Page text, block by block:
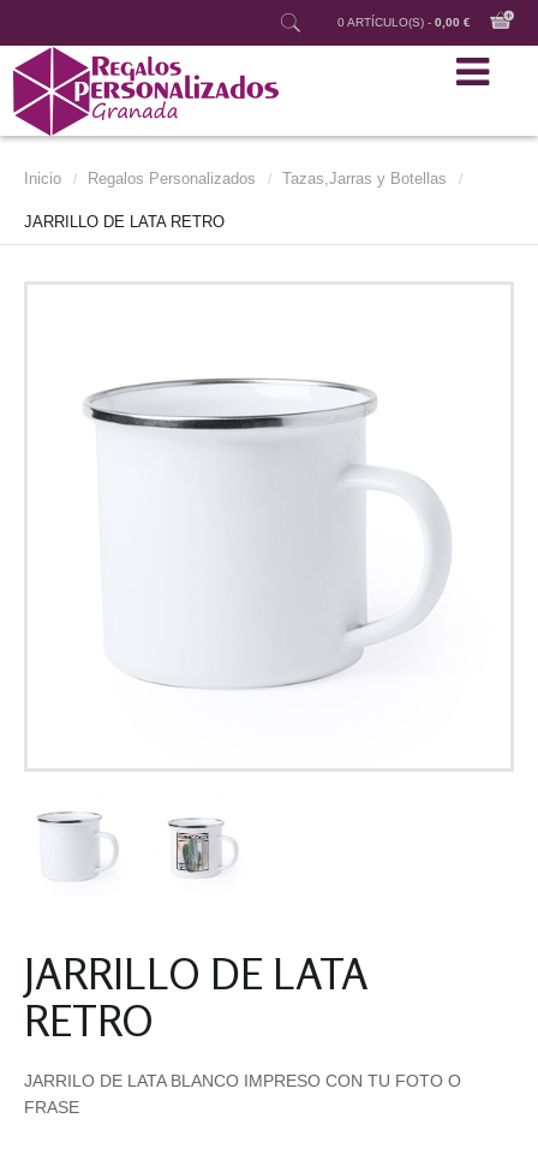
0 ARTÍCULO(S) - 0,00 €
Inicio / Regalos Personalizados / Tazas,Jarras y Botellas /
JARRILLO DE LATA RETRO
JARRILLO DE LATA
RETRO
JARRILO DE LATA BLANCO IMPRESO CON TU FOTO O
FRASE